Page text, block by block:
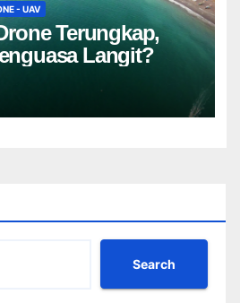
- UAV
Terungkap,
Langit?
Search